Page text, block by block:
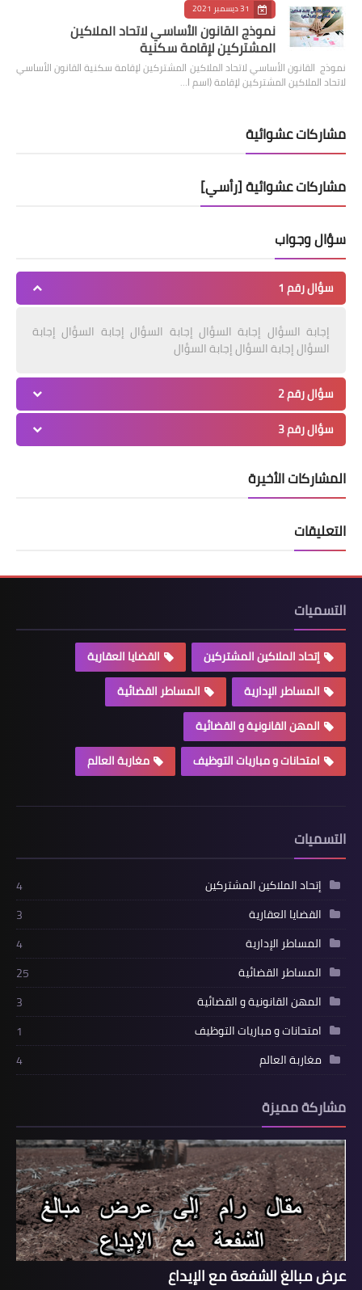
31 ديسمبر 2021
نموذج القانون الأساسي لاتحاد الملاكين
المشتركين لإقامة سكنية
نموذج القانون الأساسي لاتحاد الملاكين المشتركين لإقامة سكنية القانون الأساسي
لاتحاد الملاكين المشتركين لإقامة (اسم ا…
مشاركات عشوائية
مشاركات عشوائية [رأسي]
سؤال وجواب
سؤال رقم 1
إجابة السؤال إجابة السؤال إجابة السؤال إجابة السؤال إجابة
السؤال إجابة السؤال إجابة السؤال
سؤال رقم 2
سؤال رقم 3
المشاركات الأخيرة
التعليقات
التسميات
إتحاد الملاكين المشتركين
القضايا العقارية
المساطر الإدارية
المساطر القضائية
المهن القانونية و القضائية
امتحانات و مباريات التوظيف
مغاربة العالم
التسميات
إتحاد الملاكين المشتركين
4
القضايا العقارية
3
المساطر الإدارية
4
المساطر القضائية
25
المهن القانونية و القضائية
3
امتحانات و مباريات التوظيف
1
مغاربة العالم
4
مشاركة مميزة
عرض مبالغ الشفعة مع الإيداع